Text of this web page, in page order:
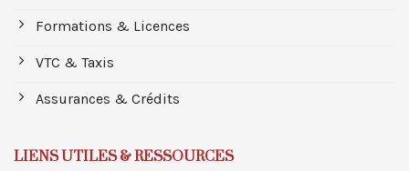
Formations & Licences
VTC & Taxis
Assurances & Crédits
LIENS UTILES & RESSOURCES